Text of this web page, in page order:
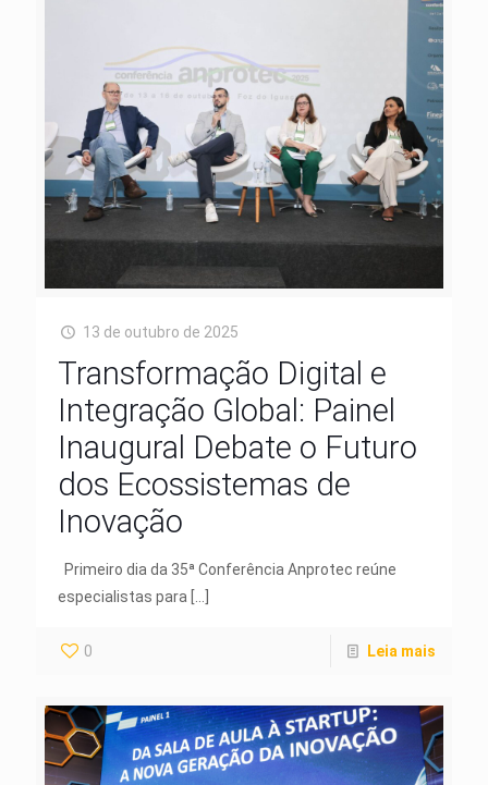
13 de outubro de 2025
Transformação Digital e
Integração Global: Painel
Inaugural Debate o Futuro
dos Ecossistemas de
Inovação
Primeiro dia da 35ª Conferência Anprotec reúne
especialistas para
0 Leia mais